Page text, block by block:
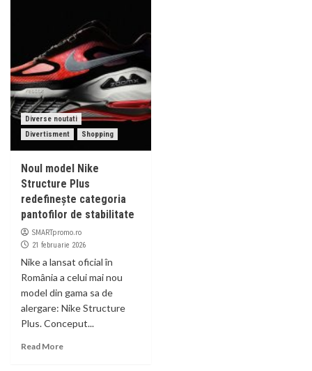
Diverse noutati
Divertisment
Shopping
Noul model Nike
Structure Plus
redefinește categoria
pantofilor de stabilitate
SMARTpromo.ro
21 februarie 2026
Nike a lansat oficial în
România a celui mai nou
model din gama sa de
alergare: Nike Structure
Plus. Conceput...
Read More